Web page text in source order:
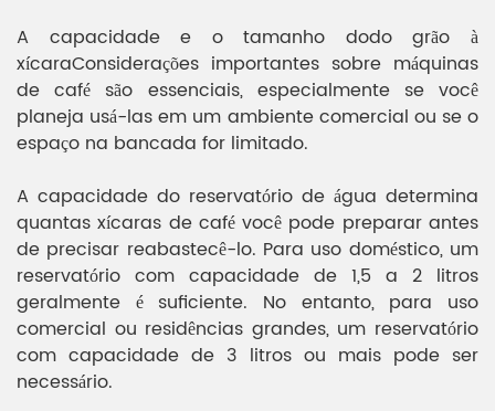
A capacidade e o tamanho dodo grão à
xícaraConsiderações importantes sobre máquinas
de café são essenciais, especialmente se você
planeja usá-las em um ambiente comercial ou se o
espaço na bancada for limitado.
A capacidade do reservatório de água determina
quantas xícaras de café você pode preparar antes
de precisar reabastecê-lo. Para uso doméstico, um
reservatório com capacidade de 1,5 a 2 litros
geralmente é suficiente. No entanto, para uso
comercial ou residências grandes, um reservatório
com capacidade de 3 litros ou mais pode ser
necessário.